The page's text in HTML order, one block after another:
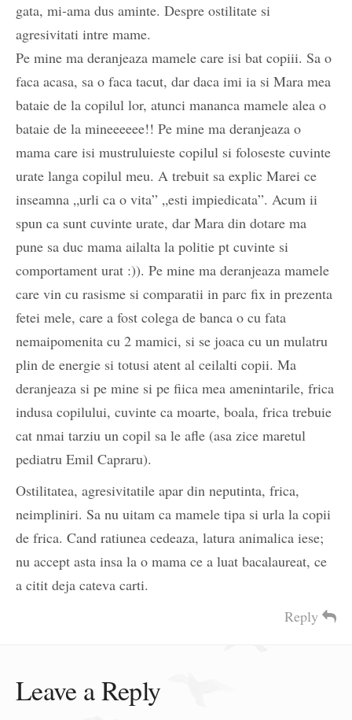
gata, mi-ama dus aminte. Despre ostilitate si
agresivitati intre mame.
Pe mine ma deranjeaza mamele care isi bat copiii. Sa o
faca acasa, sa o faca tacut, dar daca imi ia si Mara mea
bataie de la copilul lor, atunci mananca mamele alea o
bataie de la mineeeeee!! Pe mine ma deranjeaza o
mama care isi mustruluieste copilul si foloseste cuvinte
urate langa copilul meu. A trebuit sa explic Marei ce
inseamna „urli ca o vita” „esti impiedicata”. Acum ii
spun ca sunt cuvinte urate, dar Mara din dotare ma
pune sa duc mama ailalta la politie pt cuvinte si
comportament urat :)). Pe mine ma deranjeaza mamele
care vin cu rasisme si comparatii in parc fix in prezenta
fetei mele, care a fost colega de banca o cu fata
nemaipomenita cu 2 mamici, si se joaca cu un mulatru
plin de energie si totusi atent al ceilalti copii. Ma
deranjeaza si pe mine si pe fiica mea amenintarile, frica
indusa copilului, cuvinte ca moarte, boala, frica trebuie
cat nmai tarziu un copil sa le afle (asa zice maretul
pediatru Emil Capraru).
Ostilitatea, agresivitatile apar din neputinta, frica,
neimpliniri. Sa nu uitam ca mamele tipa si urla la copii
de frica. Cand ratiunea cedeaza, latura animalica iese;
nu accept asta insa la o mama ce a luat bacalaureat, ce
a citit deja cateva carti.
Reply
Leave a Reply